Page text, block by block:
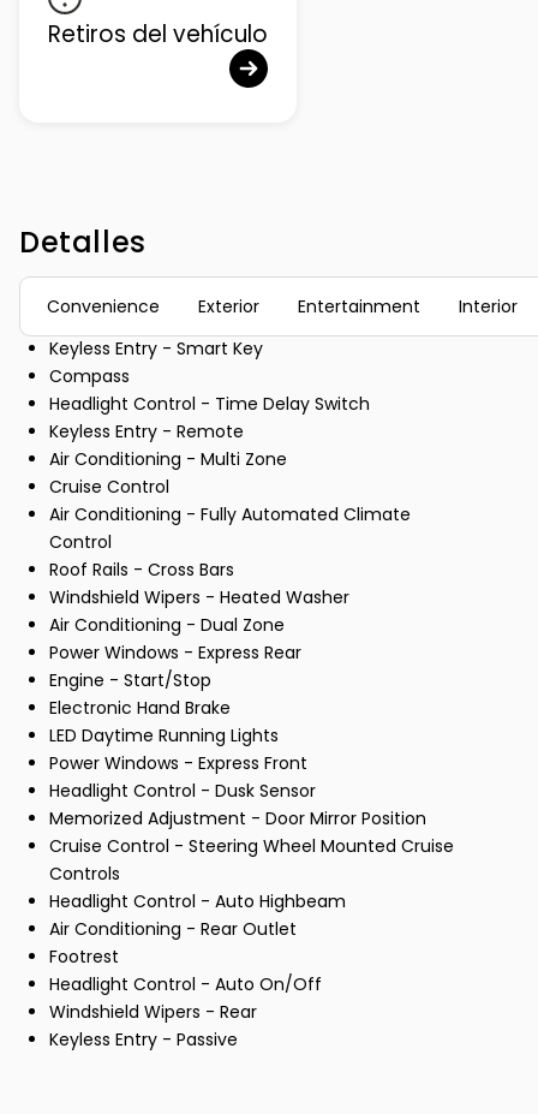
Retiros del vehículo
Detalles
Convenience Exterior Entertainment
Interior
Keyless Entry - Smart Key
Compass
Headlight Control - Time Delay Switch
Keyless Entry - Remote
Air Conditioning - Multi Zone
Cruise Control
Air Conditioning - Fully Automated Climate
Control
Roof Rails - Cross Bars
Windshield Wipers - Heated Washer
Air Conditioning - Dual Zone
Power Windows - Express Rear
Engine - Start/Stop
Electronic Hand Brake
LED Daytime Running Lights
Power Windows - Express Front
Headlight Control - Dusk Sensor
Memorized Adjustment - Door Mirror Position
Cruise Control - Steering Wheel Mounted Cruise
Controls
Headlight Control - Auto Highbeam
Air Conditioning - Rear Outlet
Footrest
Headlight Control - Auto On/Off
Windshield Wipers - Rear
Keyless Entry - Passive